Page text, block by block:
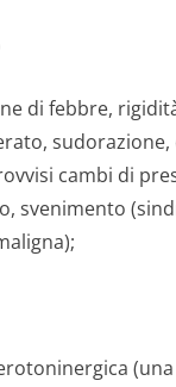
di febbre,
sudorazione,
cambi di
svenimento